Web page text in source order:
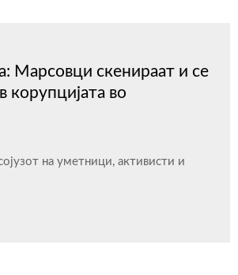
Марсовци скенираат и се
корупцијата во
на уметници, активисти и